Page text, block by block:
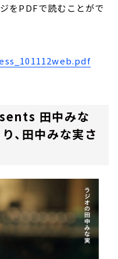
をPDFで読むことがで
田中みな
、田中みな実さ